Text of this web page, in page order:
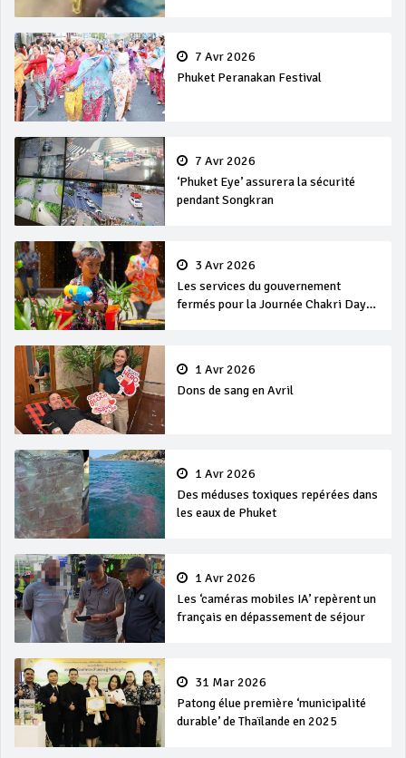
7 Avr 2026
Phuket Peranakan Festival
7 Avr 2026
‘Phuket Eye’ assurera la sécurité
pendant Songkran
3 Avr 2026
Les services du gouvernement
fermés pour la Journée Chakri Day
1 Avr 2026
Dons de sang en Avril
1 Avr 2026
Des méduses toxiques repérées dans
les eaux de Phuket
1 Avr 2026
Les ‘caméras mobiles IA’ repèrent un
français en dépassement de séjour
31 Mar 2026
Patong élue première ‘municipalité
durable’ de Thaïlande en 2025